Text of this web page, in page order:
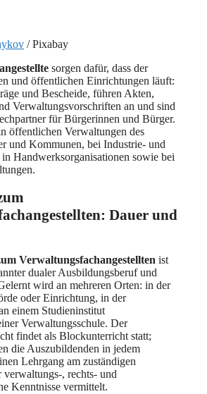
/ Pixabay
sorgen dafür, dass der
und öffentlichen Einrichtungen läuft:
und Bescheide, führen Akten,
Verwaltungsvorschriften an und sind
für Bürgerinnen und Bürger.
öffentlichen Verwaltungen des
und Kommunen, bei Industrie- und
Handwerksorganisationen sowie bei
Dauer und
Verwaltungsfachangestellten ist
dualer Ausbildungsberuf und
wird an mehreren Orten: in der
oder Einrichtung, in der
einem Studieninstitut
Verwaltungsschule. Der
findet als Blockunterricht statt;
die Auszubildenden in jedem
Lehrgang am zuständigen
verwaltungs-, rechts- und
Kenntnisse vermittelt.